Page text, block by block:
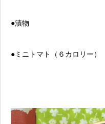
●漬物
●ミニトマト（６カロリー）